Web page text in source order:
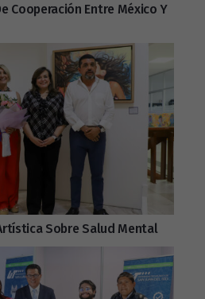
Cooperación Entre México Y
Sobre Salud Mental